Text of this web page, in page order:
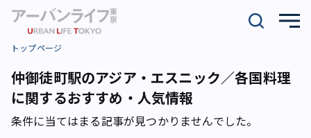
トップページ
仲御徒町駅のアジア・エスニック／各国料理
に関するおすすめ・人気情報
条件に当てはまる記事が見つかりませんでした。